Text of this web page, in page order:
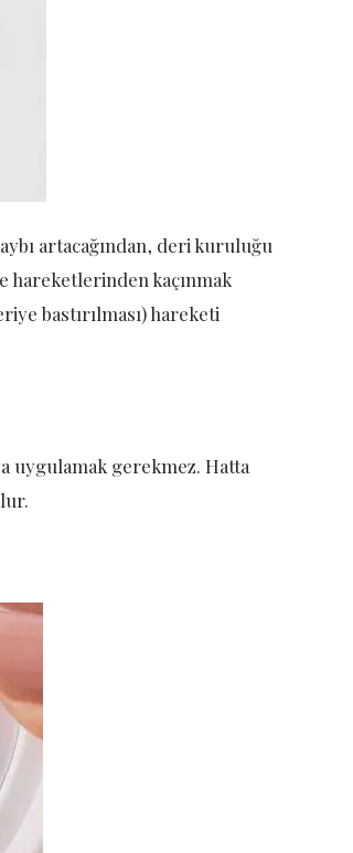
artacağından, deri kuruluğu
hareketlerinden kaçınmak
bastırılması) hareketi
uygulamak gerekmez. Hatta